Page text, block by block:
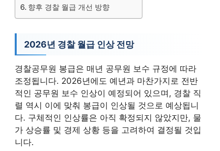
향후 경찰 월급 개선 방향
2026년 경찰 월급 인상 전망
경찰공무원 봉급은 매년 공무원 보수 규정에 따라
조정됩니다. 2026년에도 예년과 마찬가지로 전반
적인 공무원 보수 인상이 예정되어 있으며, 경찰 직
렬 역시 이에 맞춰 봉급이 인상될 것으로 예상됩니
다. 구체적인 인상률은 아직 확정되지 않았지만, 물
가 상승률 및 경제 상황 등을 고려하여 결정될 것입
니다.